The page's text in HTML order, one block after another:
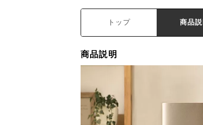
トップ 商品説
商品説明